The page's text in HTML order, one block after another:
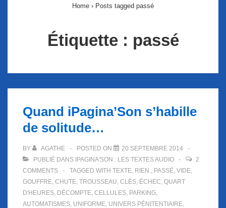
Home › Posts tagged passé
Étiquette : passé
Quand iPagina’Son s’habille
de solitude…
BY AGATHE POSTED ON
20 SEPTEMBRE 2014
PUBLIÉ DANS IPAGINA'SON : LES TEXTES AUDIO
2
COMMENTS
TAGGED WITH TEXTE, RIEN., PASSÉ, VIDE,
GOUFFRE, CHUTE, TROUSSEAU, CLÉS, ÉCHEC, QUART
D'HEURES, DÉCOMPTE, CELLULES, PARKING,
AUTOMATISMES, UNIFORME, UNIVERS PÉNITENTIAIRE,